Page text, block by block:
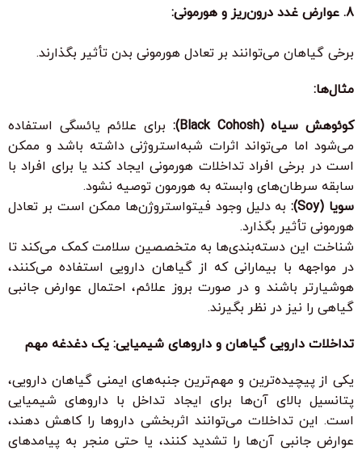
8. عوارض غدد درون‌ریز و هورمونی:
برخی گیاهان می‌توانند بر تعادل هورمونی بدن تأثیر بگذارند.
مثال‌ها:
کوئوهش سیاه (Black Cohosh):
برای علائم یائسگی استفاده
می‌شود اما می‌تواند اثرات شبه‌استروژنی داشته باشد و ممکن
است در برخی افراد تداخلات هورمونی ایجاد کند یا برای افراد با
سابقه سرطان‌های وابسته به هورمون توصیه نشود.
سویا (Soy):
به دلیل وجود فیتواستروژن‌ها ممکن است بر تعادل
هورمونی تأثیر بگذارد.
شناخت این دسته‌بندی‌ها به متخصصین سلامت کمک می‌کند تا
در مواجهه با بیمارانی که از گیاهان دارویی استفاده می‌کنند،
هوشیارتر باشند و در صورت بروز علائم، احتمال عوارض جانبی
گیاهی را نیز در نظر بگیرند.
تداخلات دارویی گیاهان و داروهای شیمیایی: یک دغدغه مهم
یکی از پیچیده‌ترین و مهم‌ترین جنبه‌های ایمنی گیاهان دارویی،
پتانسیل بالای آن‌ها برای ایجاد تداخل با داروهای شیمیایی
است. این تداخلات می‌توانند اثربخشی داروها را کاهش دهند،
عوارض جانبی آن‌ها را تشدید کنند، یا حتی منجر به پیامدهای